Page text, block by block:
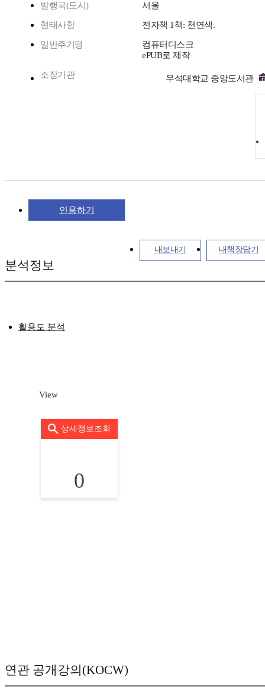
발행국(도시) 서울
형태사항 전자책 1책: 천연색.
일반주기명
컴퓨터디스크
ePUB로 제작
소장기관 우석대학교 중앙도서관
인용하기
내보내기 내책장담기
분석정보
활용도 분석
View
상세정보조회
0
연관 공개강의(KOCW)